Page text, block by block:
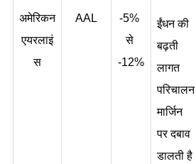
अमेरिकन
एयरलाइं
स
AAL
-5%
से
-12%
ईंधन की
बढ़ती
लागत
परिचालन
मार्जिन
पर दबाव
डालती है